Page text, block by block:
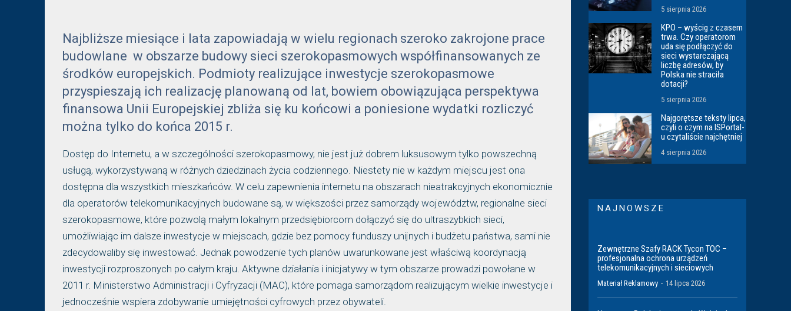
Najbliższe miesiące i lata zapowiadają w wielu regionach szeroko zakrojone prace
budowlane w obszarze budowy sieci szerokopasmowych współfinansowanych ze
środków europejskich. Podmioty realizujące inwestycje szerokopasmowe
przyspieszają ich realizację planowaną od lat, bowiem obowiązująca perspektywa
finansowa Unii Europejskiej zbliża się ku końcowi a poniesione wydatki rozliczyć
można tylko do końca 2015 r.
Dostęp do Internetu, a w szczególności szerokopasmowy, nie jest już dobrem luksusowym tylko powszechną
usługą, wykorzystywaną w różnych dziedzinach życia codziennego. Niestety nie w każdym miejscu jest ona
dostępna dla wszystkich mieszkańców. W celu zapewnienia internetu na obszarach nieatrakcyjnych ekonomicznie
dla operatorów telekomunikacyjnych budowane są, w większości przez samorządy województw, regionalne sieci
szerokopasmowe, które pozwolą małym lokalnym przedsiębiorcom dołączyć się do ultraszybkich sieci,
umożliwiając im dalsze inwestycje w miejscach, gdzie bez pomocy funduszy unijnych i budżetu państwa, sami nie
zdecydowaliby się inwestować. Jednak powodzenie tych planów uwarunkowane jest właściwą koordynacją
inwestycji rozproszonych po całym kraju. Aktywne działania i inicjatywy w tym obszarze prowadzi powołane w
2011 r. Ministerstwo Administracji i Cyfryzacji (MAC), które pomaga samorządom realizującym wielkie inwestycje i
jednocześnie wspiera zdobywanie umiejętności cyfrowych przez obywateli.
5 sierpnia 2026
KPO – wyścig z czasem
trwa. Czy operatorom
uda się podłączyć do
sieci wystarczającą
liczbę adresów, by
Polska nie straciła
dotacji?
5 sierpnia 2026
Najgorętsze teksty lipca,
czyli o czym na ISPortal-
u czytaliście najchętniej
4 sierpnia 2026
NAJNOWSZE
Zewnętrzne Szafy RACK Tycon TOC –
profesjonalna ochrona urządzeń
telekomunikacyjnych i sieciowych
Materiał Reklamowy - 14 lipca 2026